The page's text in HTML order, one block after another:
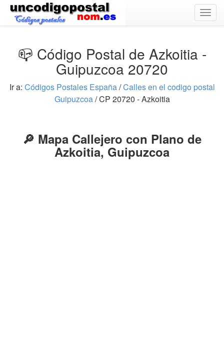
📪 Código Postal de Azkoitia -
Guipuzcoa 20720
Ir a: Códigos Postales España/Calles en el codigo postal
Guipuzcoa/ CP 20720 - Azkoitia
🔎 Mapa Callejero con Plano de
Azkoitia, Guipuzcoa